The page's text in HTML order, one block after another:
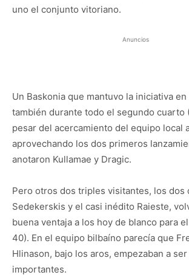
uno el conjunto vitoriano.
Anuncios
Un Baskonia que mantuvo la iniciativa
también durante todo el segundo cuarto
pesar del acercamiento del equipo local
aprovechando los dos primeros
anotaron Kullamae y Dragic.
Pero otros dos triples visitantes, los dos
Sedekerskis y el casi inédito Raieste,
buena ventaja a los hoy de blanco para
40). En el equipo bilbaíno parecía que
Hlinason, bajo los aros, empezaban a
importantes.